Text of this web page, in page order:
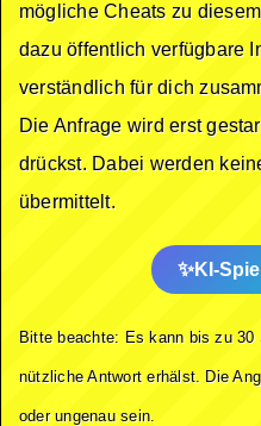
mögliche Cheats zu
dazu öffentlich verfügbare
verständlich für dich
Die Anfrage wird erst
drückst. Dabei werden
übermittelt.
KI-
Bitte beachte: Es kann bis zu 30
nützliche Antwort erhälst. Die
oder ungenau sein.